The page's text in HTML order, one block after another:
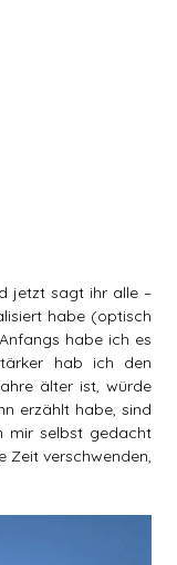
jetzt sagt ihr alle –
habe (optisch
habe ich es
hab ich den
älter ist, würde
erzählt habe, sind
mir selbst gedacht
Zeit verschwenden,